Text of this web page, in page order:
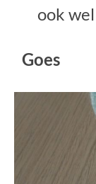
ook
Goes